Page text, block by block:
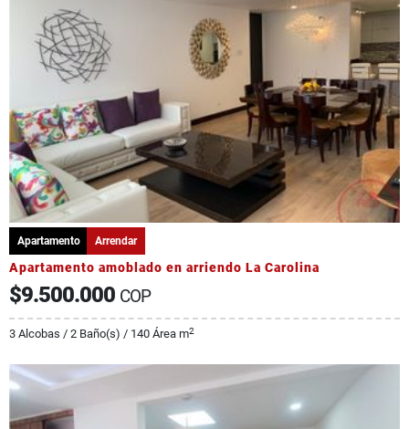
Apartamento Arrendar
Apartamento amoblado en arriendo La Carolina
$9.500.000 COP
3 Alcobas / 2 Baño(s) / 140 Área m2